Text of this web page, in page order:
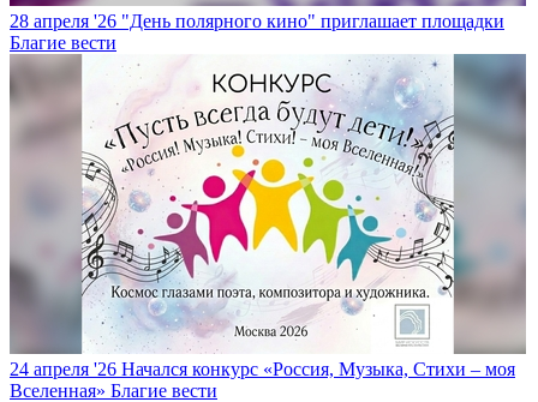
28 апреля '26 "День полярного кино" приглашает площадки
Благие вести
24 апреля '26 Начался конкурс «Россия, Музыка, Стихи – моя
Вселенная» Благие вести